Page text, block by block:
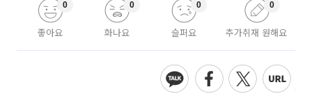
좋아요
0
화나요
0
슬퍼요
0
추가취재 원해요
0